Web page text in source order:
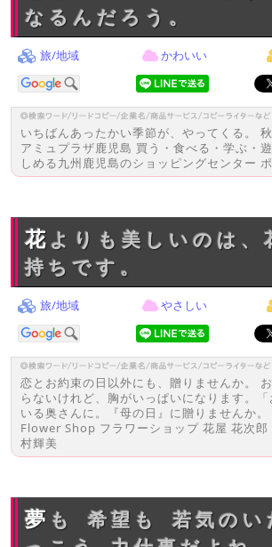
なるんだろう。
旅/地域 かわいい
いちばんあったかい季節が、やってくる。
アミュプラザ鹿児島 買う・食べる・学ぶ・
しめる九州鹿児島のショッピングセンター
花よりも美しいのは、花を贈る気
持ちです。
旅/地域 やさしい
恋とお約束の日以外にも、贈りませんか。
らないけれど、胸がいっぱいになります。
いる奥さんに。『母の日』に贈りませんか。
Flower Shop フラワーショップ 花屋 花次
村輝美
夢も 希望も 若気のいたりも、け